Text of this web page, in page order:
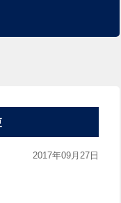
2017年09月27日